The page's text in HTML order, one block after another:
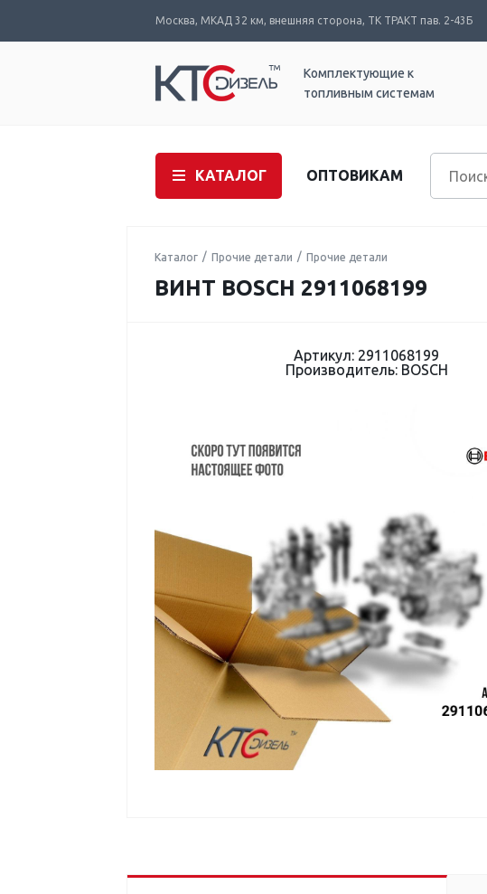
Москва, МКАД 32 км, внешняя сторона, ТК ТРАКТ пав. 2-43Б
Комплектующие к
топливным системам
КАТАЛОГ ОПТОВИКАМ
Каталог Прочие детали Прочие детали
ВИНТ BOSCH 2911068199
Артикул: 2911068199
Производитель: BOSCH